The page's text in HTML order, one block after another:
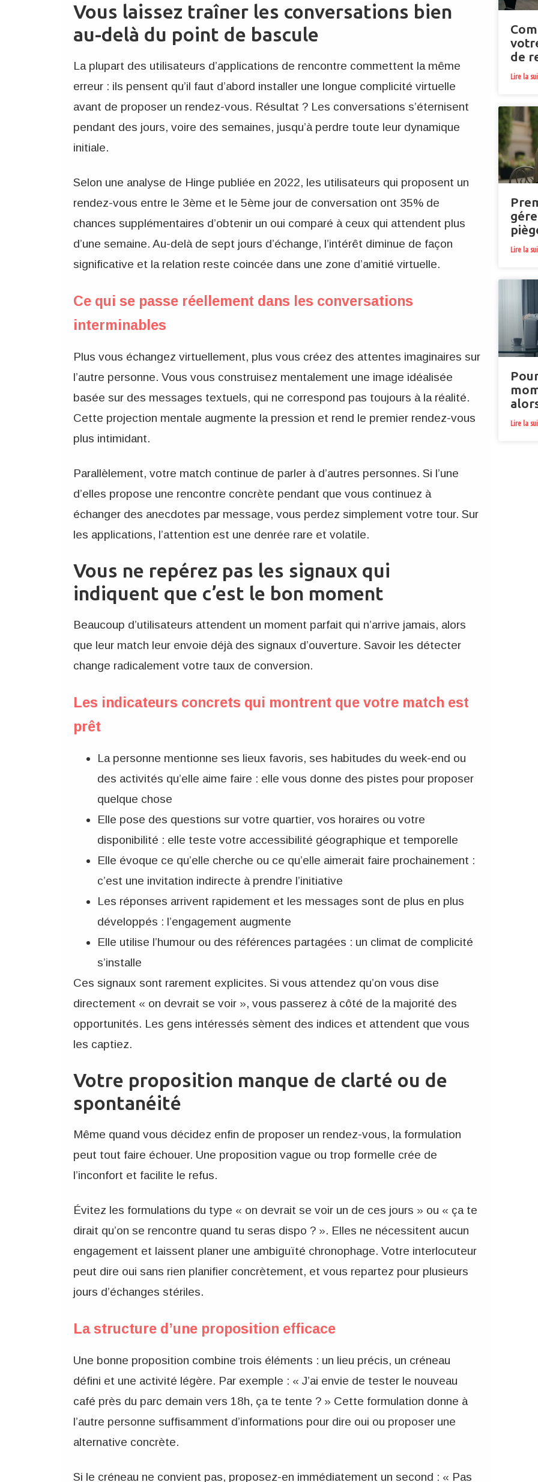
Vous laissez traîner les conversations bien
au-delà du point de bascule
La plupart des utilisateurs d’applications de rencontre commettent la même
erreur : ils pensent qu’il faut d’abord installer une longue complicité virtuelle
avant de proposer un rendez-vous. Résultat ? Les conversations s’éternisent
pendant des jours, voire des semaines, jusqu’à perdre toute leur dynamique
initiale.
Selon une analyse de Hinge publiée en 2022, les utilisateurs qui proposent un
rendez-vous entre le 3ème et le 5ème jour de conversation ont 35% de
chances supplémentaires d’obtenir un oui comparé à ceux qui attendent plus
d’une semaine. Au-delà de sept jours d’échange, l’intérêt diminue de façon
significative et la relation reste coincée dans une zone d’amitié virtuelle.
Ce qui se passe réellement dans les conversations
interminables
Plus vous échangez virtuellement, plus vous créez des attentes imaginaires sur
l’autre personne. Vous vous construisez mentalement une image idéalisée
basée sur des messages textuels, qui ne correspond pas toujours à la réalité.
Cette projection mentale augmente la pression et rend le premier rendez-vous
plus intimidant.
Parallèlement, votre match continue de parler à d’autres personnes. Si l’une
d’elles propose une rencontre concrète pendant que vous continuez à
échanger des anecdotes par message, vous perdez simplement votre tour. Sur
les applications, l’attention est une denrée rare et volatile.
Vous ne repérez pas les signaux qui
indiquent que c’est le bon moment
Beaucoup d’utilisateurs attendent un moment parfait qui n’arrive jamais, alors
que leur match leur envoie déjà des signaux d’ouverture. Savoir les détecter
change radicalement votre taux de conversion.
Les indicateurs concrets qui montrent que votre match est
prêt
La personne mentionne ses lieux favoris, ses habitudes du week-end ou
des activités qu’elle aime faire : elle vous donne des pistes pour proposer
quelque chose
Elle pose des questions sur votre quartier, vos horaires ou votre
disponibilité : elle teste votre accessibilité géographique et temporelle
Elle évoque ce qu’elle cherche ou ce qu’elle aimerait faire prochainement :
c’est une invitation indirecte à prendre l’initiative
Les réponses arrivent rapidement et les messages sont de plus en plus
développés : l’engagement augmente
Elle utilise l’humour ou des références partagées : un climat de complicité
s’installe
Ces signaux sont rarement explicites. Si vous attendez qu’on vous dise
directement « on devrait se voir », vous passerez à côté de la majorité des
opportunités. Les gens intéressés sèment des indices et attendent que vous
les captiez.
Votre proposition manque de clarté ou de
spontanéité
Même quand vous décidez enfin de proposer un rendez-vous, la formulation
peut tout faire échouer. Une proposition vague ou trop formelle crée de
l’inconfort et facilite le refus.
Évitez les formulations du type « on devrait se voir un de ces jours » ou « ça te
dirait qu’on se rencontre quand tu seras dispo ? ». Elles ne nécessitent aucun
engagement et laissent planer une ambiguïté chronophage. Votre interlocuteur
peut dire oui sans rien planifier concrètement, et vous repartez pour plusieurs
jours d’échanges stériles.
La structure d’une proposition efficace
Une bonne proposition combine trois éléments : un lieu précis, un créneau
défini et une activité légère. Par exemple : « J’ai envie de tester le nouveau
café près du parc demain vers 18h, ça te tente ? » Cette formulation donne à
l’autre personne suffisamment d’informations pour dire oui ou proposer une
alternative concrète.
Si le créneau ne convient pas, proposez-en immédiatement un second : « Pas
de
Lire la
Lire la
Lire la